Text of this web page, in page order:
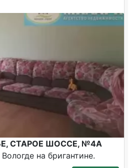
СТАРОЕ ШОССЕ, №4А
на бригантине.